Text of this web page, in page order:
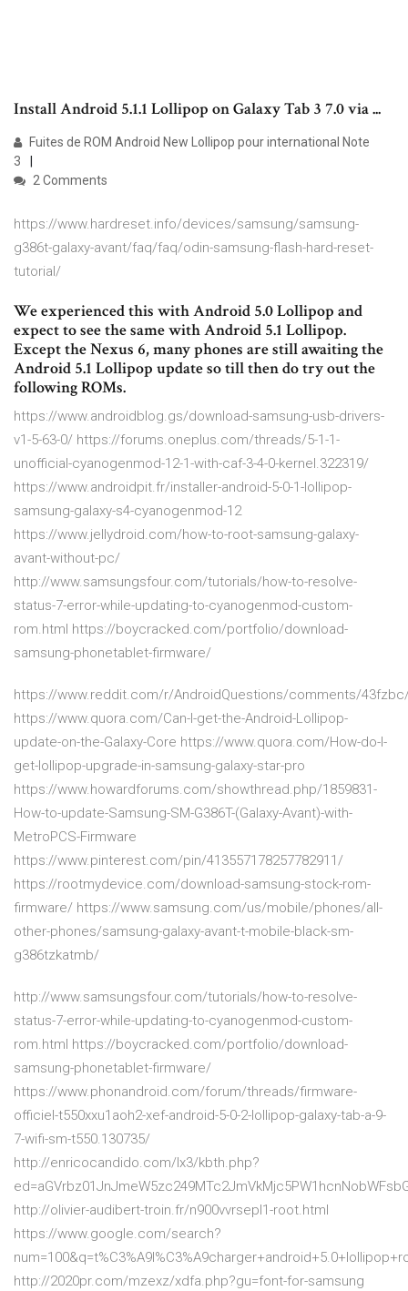
Install Android 5.1.1 Lollipop on Galaxy Tab 3 7.0 via ...
Fuites de ROM Android New Lollipop pour international Note
3
2 Comments
https://www.hardreset.info/devices/samsung/samsung-
g386t-galaxy-avant/faq/faq/odin-samsung-flash-hard-reset-
tutorial/
We experienced this with Android 5.0 Lollipop and
expect to see the same with Android 5.1 Lollipop.
Except the Nexus 6, many phones are still awaiting the
Android 5.1 Lollipop update so till then do try out the
following ROMs.
https://www.androidblog.gs/download-samsung-usb-drivers-
v1-5-63-0/ https://forums.oneplus.com/threads/5-1-1-
unofficial-cyanogenmod-12-1-with-caf-3-4-0-kernel.322319/
https://www.androidpit.fr/installer-android-5-0-1-lollipop-
samsung-galaxy-s4-cyanogenmod-12
https://www.jellydroid.com/how-to-root-samsung-galaxy-
avant-without-pc/
http://www.samsungsfour.com/tutorials/how-to-resolve-
status-7-error-while-updating-to-cyanogenmod-custom-
rom.html https://boycracked.com/portfolio/download-
samsung-phonetablet-firmware/
https://www.reddit.com/r/AndroidQuestions/comments/
https://www.quora.com/Can-I-get-the-Android-Lollipop-
update-on-the-Galaxy-Core https://www.quora.com/How-do-I-
get-lollipop-upgrade-in-samsung-galaxy-star-pro
https://www.howardforums.com/showthread.php/1859831-
How-to-update-Samsung-SM-G386T-(Galaxy-Avant)-with-
MetroPCS-Firmware
https://www.pinterest.com/pin/413557178257782911/
https://rootmydevice.com/download-samsung-stock-rom-
firmware/ https://www.samsung.com/us/mobile/phones/all-
other-phones/samsung-galaxy-avant-t-mobile-black-sm-
g386tzkatmb/
http://www.samsungsfour.com/tutorials/how-to-resolve-
status-7-error-while-updating-to-cyanogenmod-custom-
rom.html https://boycracked.com/portfolio/download-
samsung-phonetablet-firmware/
https://www.phonandroid.com/forum/threads/firmware-
officiel-t550xxu1aoh2-xef-android-5-0-2-lollipop-galaxy-tab-a-9-
7-wifi-sm-t550.130735/
http://enricocandido.com/lx3/kbth.php?
http://olivier-audibert-troin.fr/n900vvrsepl1-root.html
https://www.google.com/search?
http://2020pr.com/mzexz/xdfa.php?gu=font-for-samsung